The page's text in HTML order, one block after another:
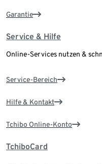
Garantie
Service & Hilfe
Online-Services nutzen &
Service-Bereich
Hilfe & Kontakt
Tchibo Online-Konto
TchiboCard